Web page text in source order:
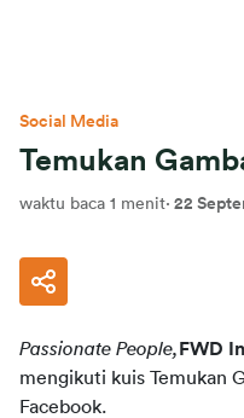
Social Media
Temukan
waktu baca 1 menit· 22
Passionate People, FWD
mengikuti kuis Temukan
Facebook.